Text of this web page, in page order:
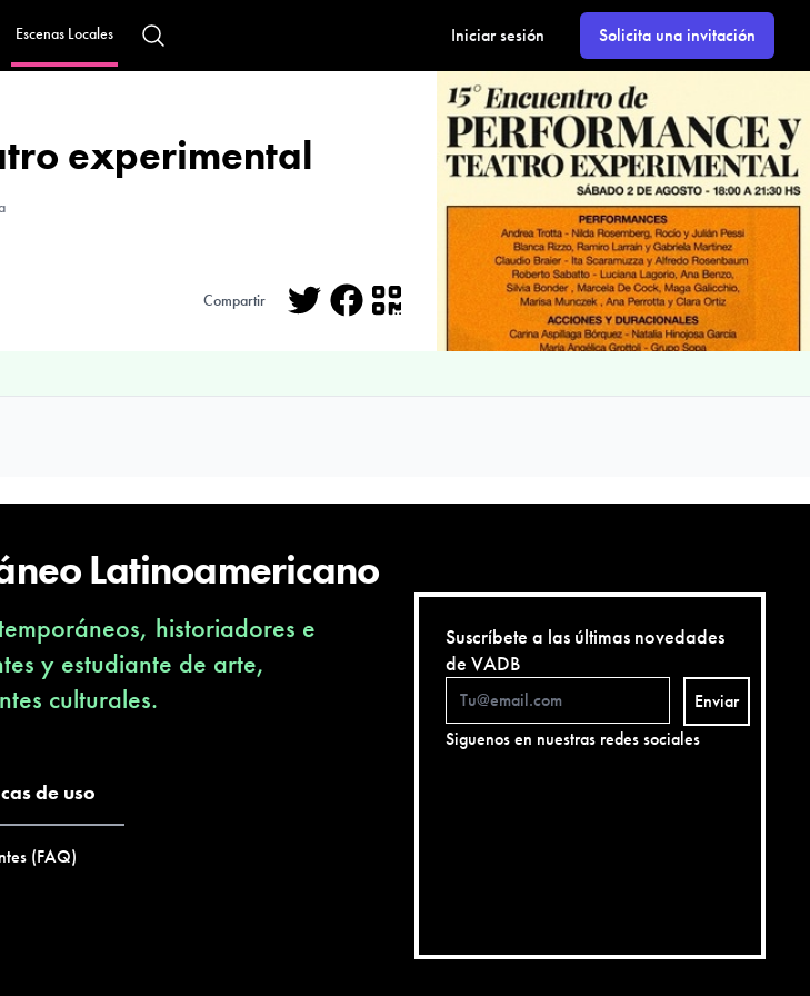
Escenas Locales Iniciar sesión Solicita una invitación
experimental
Compartir
Facebook
Latinoamericano
historiadores e
y estudiante de arte,
culturales.
de uso
(FAQ)
Suscríbete a las últimas novedades
de VADB
Enviar
Siguenos en nuestras redes sociales